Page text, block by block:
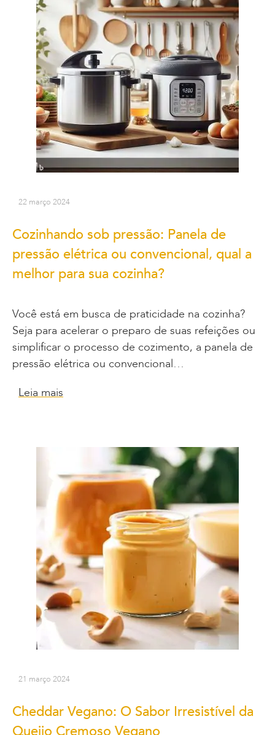
22 março 2024
Cozinhando sob pressão: Panela de
pressão elétrica ou convencional, qual a
melhor para sua cozinha?
Você está em busca de praticidade na cozinha?
Seja para acelerar o preparo de suas refeições ou
simplificar o processo de cozimento, a panela de
pressão elétrica ou convencional…
Leia mais
21 março 2024
Cheddar Vegano: O Sabor Irresistível da